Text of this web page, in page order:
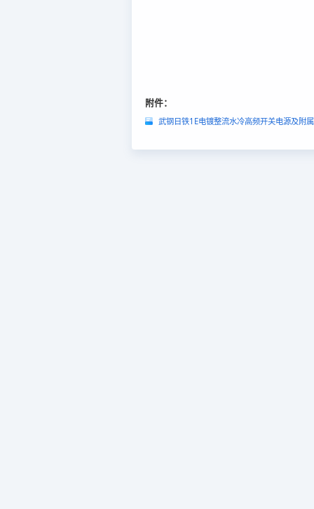
附件：
武钢日铁1E电镀整流水冷高频开关电源及附